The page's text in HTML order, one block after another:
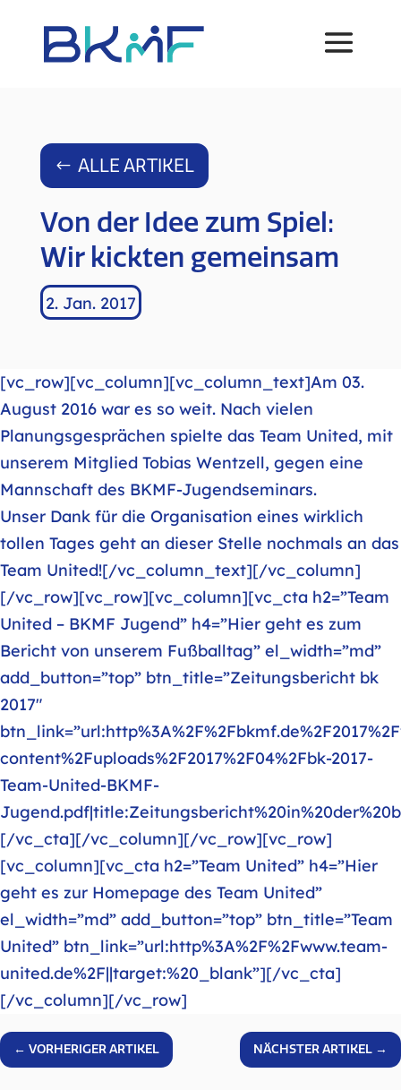
ALLE ARTIKEL
Von der Idee zum Spiel:
Wir kickten gemeinsam
2. Jan. 2017
[vc_row][vc_column][vc_column_text]Am 03.
August 2016 war es so weit. Nach vielen
Planungsgesprächen spielte das Team United, mit
unserem Mitglied Tobias Wentzell, gegen eine
Mannschaft des BKMF-Jugendseminars.
Unser Dank für die Organisation eines wirklich
tollen Tages geht an dieser Stelle nochmals an das
Team United![/vc_column_text][/vc_column]
[/vc_row][vc_row][vc_column][vc_cta h2=”Team
United – BKMF Jugend” h4=”Hier geht es zum
Bericht von unserem Fußballtag” el_width=”md”
add_button=”top” btn_title=”Zeitungsbericht bk
2017″
content%2Fuploads%2F2017%2F04%2Fbk-2017-
Team-United-BKMF-
[/vc_cta][/vc_column][/vc_row][vc_row]
[vc_column][vc_cta h2=”Team United” h4=”Hier
geht es zur Homepage des Team United”
el_width=”md” add_button=”top” btn_title=”Team
United” btn_link=”url:http%3A%2F%2Fwww.team-
united.de%2F||target:%20_blank”][/vc_cta]
[/vc_column][/vc_row]
← VORHERIGER ARTIKEL NÄCHSTER ARTIKEL →